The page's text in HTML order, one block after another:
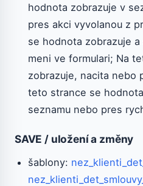
hodnota zobrazuje v
pres akci vyvolanou z
se hodnota zobrazuje
meni ve formulari; Na
zobrazuje, nacita nebo
teto strance se
seznamu nebo pres
SAVE / uložení a změny
šablony: